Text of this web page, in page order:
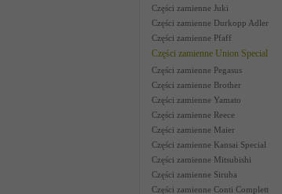
Części zamienne Juki
Części zamienne Durkopp Adler
Części zamienne Pfaff
Części zamienne Union Special
Części zamienne Pegasus
Części zamienne Brother
Części zamienne Yamato
Części zamienne Reece
Części zamienne Maier
Części zamienne Kansai Special
Części zamienne Mitsubishi
Części zamienne Siruba
Części zamienne Conti Complett